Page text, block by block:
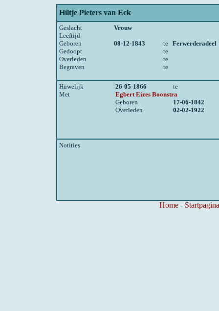
Hiltje Pieters van Eck
Geslacht
Vrouw
Leeftijd
Geboren
08-12-1843 te Ferwerderadeel
Gedoopt
te
Overleden
te
Begraven
te
Huwelijk 26-05-1866
te
Met
Egbert Eizes Boonstra
Geboren
17-06-1842
Overleden
02-02-1922
Notities
Home -